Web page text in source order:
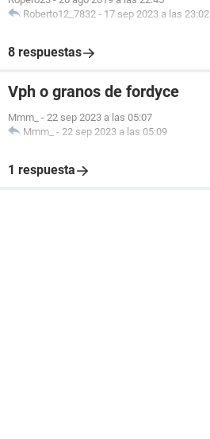
Roberto12_7832 - 17 sep 2023 a las 23:02
8 respuestas
Vph o granos de fordyce
Mmm_ - 22 sep 2023 a las 05:07
Mmm_ - 22 sep 2023 a las 05:09
1 respuesta